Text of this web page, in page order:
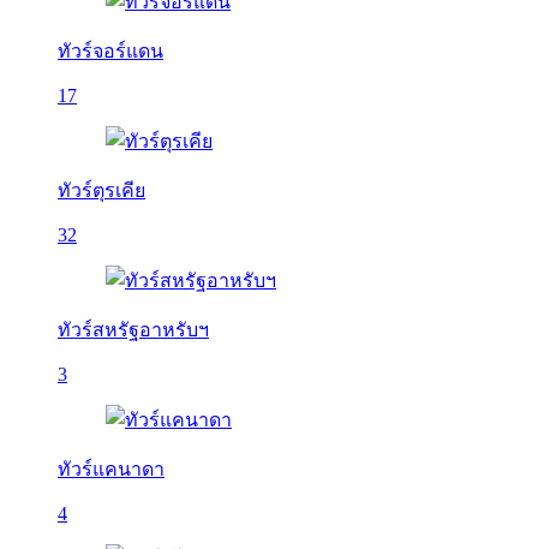
ทัวร์จอร์แดน
17
ทัวร์ตุรเคีย
32
ทัวร์สหรัฐอาหรับฯ
3
ทัวร์แคนาดา
4